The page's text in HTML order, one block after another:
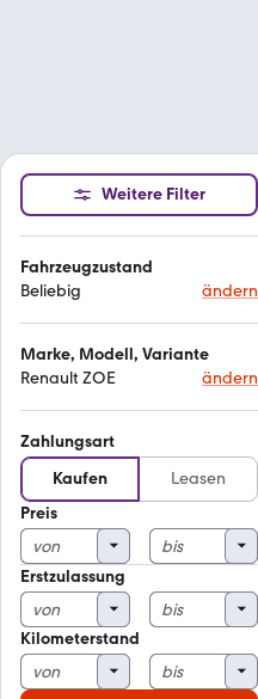
Weitere Filter
Fahrzeugzustand
Beliebig
ändern
Marke, Modell, Variante
Renault ZOE
ändern
Zahlungsart
Kaufen
Leasen
Preis
Erstzulassung
Kilometerstand